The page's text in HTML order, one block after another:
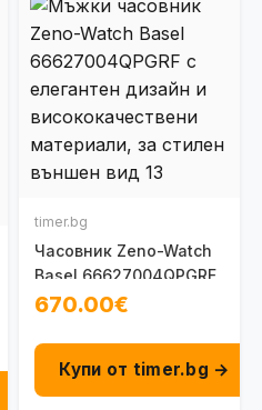
timer.bg
Часовник Zeno-Watch
Basel 66627004QPGRF
670.00€
Купи от timer.bg →